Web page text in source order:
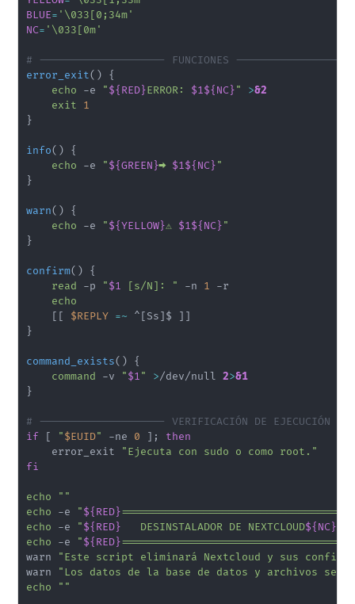
BLUE= '\033[0;34m'
NC= '\033[0m'
# -------------------- FUNCIONES
error_exit( )
{
echo -e "${RED}ERROR: $1${NC}" >&2
exit
1
}
info( )
{
echo -e "${GREEN}➡️ $1${NC}"
}
warn( )
{
echo -e "${YELLOW}⚠️ $1${NC}"
}
confirm( )
{
read -p "$1 [s/N]: " -n 1 -r
echo
[ [ $REPLY =~ ^ [Ss] $ ] ]
}
command_exists( )
{
command -v "$1" >/dev/null 2>&1
}
# -------------------- VERIFICACIÓN DE
if
[ "$EUID" -ne 0 ] ;
then
    error_exit
"Ejecuta con sudo o como root."
fi
echo
""
echo -e "${RED}
echo -e "${RED}
   DESINSTALADOR DE NEXTCLOUD
${NC}
echo -e "${RED}
warn "Este script eliminará Nextcloud y sus
warn "Los datos de la base de datos y archivos se
echo
""